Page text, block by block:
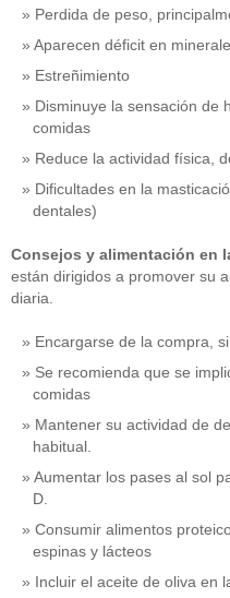
Perdida de peso,
Aparecen déficit en
Estreñimiento
Disminuye la sensación de
comidas
Reduce la actividad física,
Dificultades en la
dentales)
Consejos y alimentación en
están dirigidos a promover su
diaria.
Encargarse de la compra,
Se recomienda que se
comidas
Mantener su actividad de
habitual.
Aumentar los pases al sol
D.
Consumir alimentos
espinas y lácteos
Incluir el aceite de oliva en